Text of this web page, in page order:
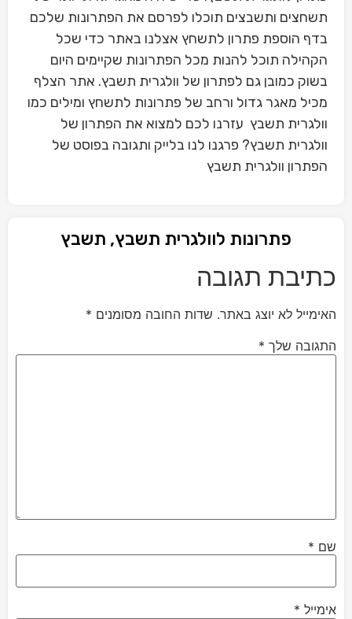
תשחצים ותשבצים תוכלו לפרסם את הפתרונות שלכם
בדף הוספת פתרון לתשחץ אצלנו באתר כדי שכל
הקהילה תוכל להנות מכל הפתרונות שקיימים היום
בשוק כמובן גם לפתרון של וולגרית תשבץ. אתר הצלף
מכיל מאגר גדול ורחב של פתרונות לתשחץ ומילים כמו
וולגרית תשבץ עזרנו לכם למצוא את הפתרון של
וולגרית תשבץ? פרגנו לנו בלייק ותגובה בפוסט של
הפתרון וולגרית תשבץ
פתרונות לוולגרית תשבץ, תשבץ
כתיבת תגובה
האימייל לא יוצג באתר. שדות החובה מסומנים *
התגובה שלך *
שם *
אימייל *